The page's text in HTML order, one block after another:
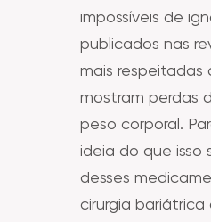
impossíveis de
publicados nas
mais respeitadas
mostram perdas
peso corporal.
ideia do que isso
desses
cirurgia